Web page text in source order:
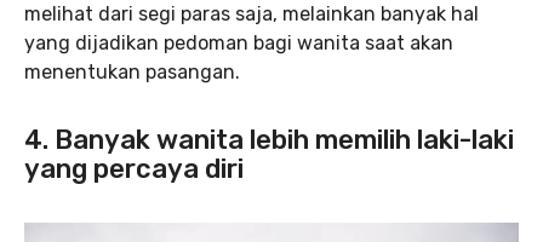
melihat dari segi paras saja, melainkan banyak hal
yang dijadikan pedoman bagi wanita saat akan
menentukan pasangan.
4. Banyak wanita lebih memilih laki-laki
yang percaya diri